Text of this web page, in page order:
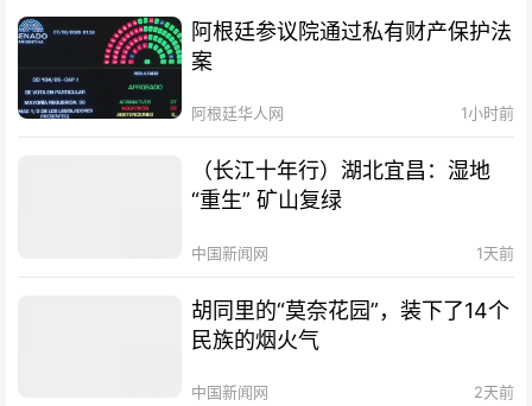
阿根廷参议院通过私有财产保护法
案
阿根廷华人网 1小时前
（长江十年行）湖北宜昌：湿地
“重生” 矿山复绿
中国新闻网 1天前
胡同里的“莫奈花园”，装下了14个
民族的烟火气
中国新闻网 2天前